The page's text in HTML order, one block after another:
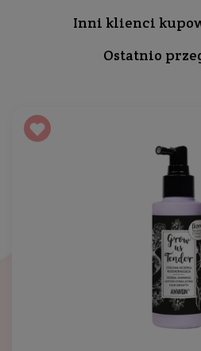
Inni klienci
Ostatnio